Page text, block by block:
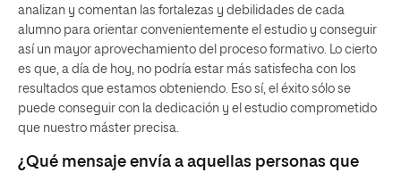
analizan y comentan las fortalezas y debilidades de cada
alumno para orientar convenientemente el estudio y conseguir
así un mayor aprovechamiento del proceso formativo. Lo cierto
es que, a día de hoy, no podría estar más satisfecha con los
resultados que estamos obteniendo. Eso sí, el éxito sólo se
puede conseguir con la dedicación y el estudio comprometido
que nuestro máster precisa.
¿Qué mensaje envía a aquellas personas que